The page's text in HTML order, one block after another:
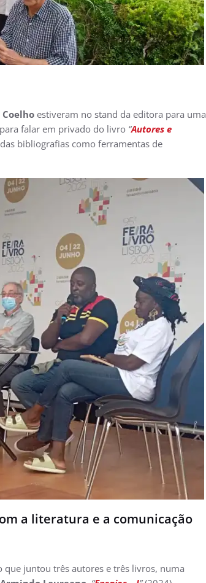
Coelho estiveram no stand da editora para uma
falar em privado do livro “Autores e
bibliografias como ferramentas de
a literatura e a comunicação
que juntou três autores e três livros, numa